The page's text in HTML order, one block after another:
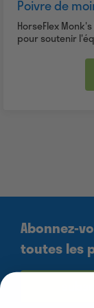
Poivre de
HorseFlex
pour soutenir
Abonnez-
toutes les